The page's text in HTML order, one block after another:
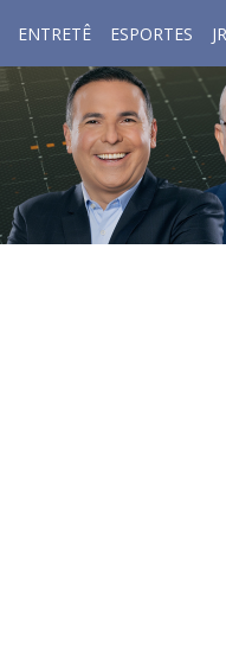
ENTRETÊ ESPORTES